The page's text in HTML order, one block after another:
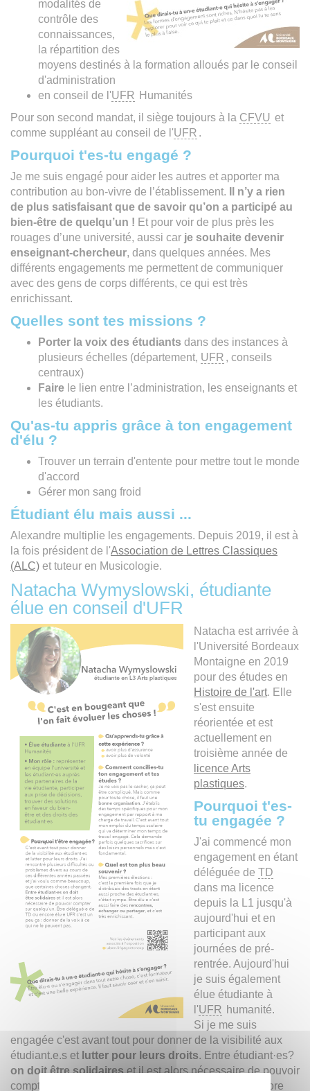
modalités de
contrôle des
connaissances,
la répartition des
moyens destinés à la formation alloués par le conseil
d'administration
en conseil de l'UFR Humanités
Pour son second mandat, il siège toujours à la CFVU et
comme suppléant au conseil de l'UFR .
Pourquoi t'es-tu engagé ?
Je me suis engagé pour aider les autres et apporter ma
contribution au bon-vivre de l’établissement. Il n’y a rien
de plus satisfaisant que de savoir qu’on a participé au
bien-être de quelqu’un ! Et pour voir de plus près les
rouages d’une université, aussi car je souhaite devenir
enseignant-chercheur, dans quelques années. Mes
différents engagements me permettent de communiquer
avec des gens de corps différents, ce qui est très
enrichissant.
Quelles sont tes missions ?
Porter la voix des étudiants dans des instances à
plusieurs échelles (département, UFR , conseils
centraux)
Faire le lien entre l’administration, les enseignants et
les étudiants.
Qu'as-tu appris grâce à ton engagement
d'élu ?
Trouver un terrain d'entente pour mettre tout le monde
d'accord
Gérer mon sang froid
Étudiant élu mais aussi ...
Alexandre multiplie les engagements. Depuis 2019, il est à
la fois président de l'Association de Lettres Classiques
(ALC) et tuteur en Musicologie.
Natacha Wymyslowski, étudiante
élue en conseil d'UFR
Natacha est arrivée à
l'Université Bordeaux
Montaigne en 2019
pour des études en
Histoire de l'art. Elle
s'est ensuite
réorientée et est
actuellement en
troisième année de
licence Arts
plastiques.
Pourquoi t'es-
tu engagée ?
J'ai commencé mon
engagement en étant
déléguée de TD
dans ma licence
depuis la L1 jusqu'à
aujourd'hui et en
participant aux
journées de pré-
rentrée. Aujourd'hui
je suis également
élue étudiante à
l'UFR humanité.
Si je me suis
engagée c'est avant tout pour donner de la visibilité aux
étudiant.e.s et lutter pour leurs droits. Entre étudiant·es?
on doit être solidaireset il est alors nécessaire de pouvoir
compter sur quelqu'un. Être délégué·e de
ou encore